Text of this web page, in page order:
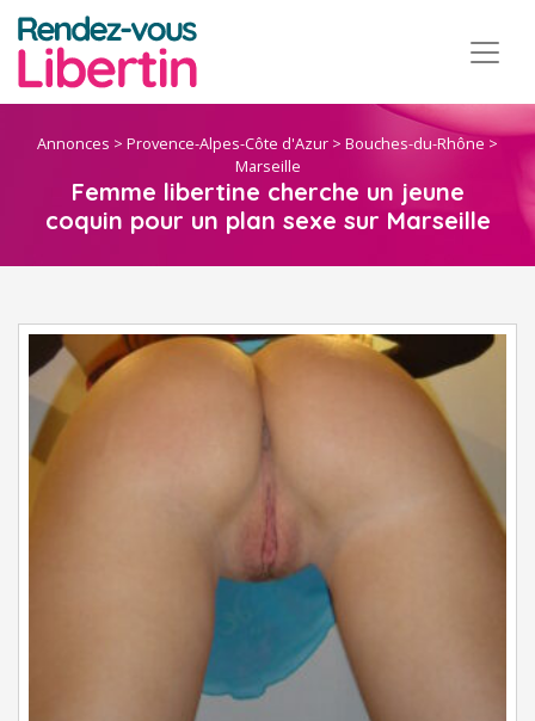
Annonces > Provence-Alpes-Côte d'Azur > Bouches-du-Rhône >
Marseille
Femme libertine cherche un jeune
coquin pour un plan sexe sur Marseille